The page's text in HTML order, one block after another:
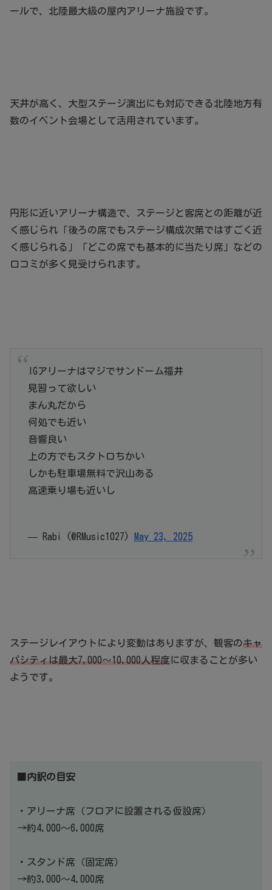
ールで、北陸最大級の屋内アリーナ施設です。
天井が高く、大型ステージ演出にも対応できる北陸地方有
数のイベント会場として活用されています。
円形に近いアリーナ構造で、ステージと客席との距離が近
く感じられ「後ろの席でもステージ構成次第ではすごく近
く感じられる」「どこの席でも基本的に当たり席」などの
口コミが多く見受けられます。
IGアリーナはマジでサンドーム福井
見習って欲しい
まん丸だから
何処でも近い
音響良い
上の方でもスタトロちかい
しかも駐車場無料で沢山ある
高速乗り場も近いし
— Rabi (@RMusic1027) May 23, 2025
ステージレイアウトにより変動はありますが、観客のキャ
パシティは最大7,000～10,000人程度に収まることが多い
ようです。
内訳の目安
・アリーナ席（フロアに設置される仮設席）
→約4,000〜6,000席
・スタンド席（固定席）
→約3,000〜4,000席